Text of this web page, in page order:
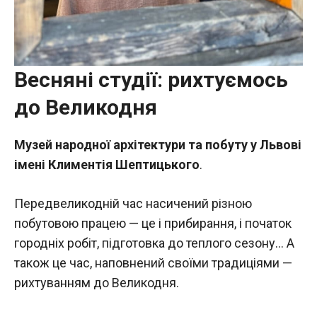
Весняні студії: рихтуємось
до Великодня
Музей народної архітектури та побуту у Львові
імені Климентія Шептицького.
Передвеликодній час насичений різною
побутовою працею — це і прибирання, і початок
городніх робіт, підготовка до теплого сезону… А
також це час, наповнений своїми традиціями —
рихтуванням до Великодня.